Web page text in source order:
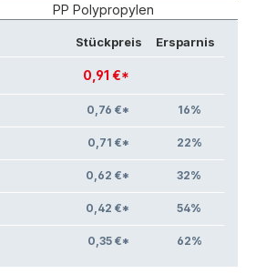
PP Polypropylen
Stückpreis Ersparnis
0,91 €*
0,76 €* 16%
0,71 €* 22%
0,62 €* 32%
0,42 €* 54%
0,35 €* 62%